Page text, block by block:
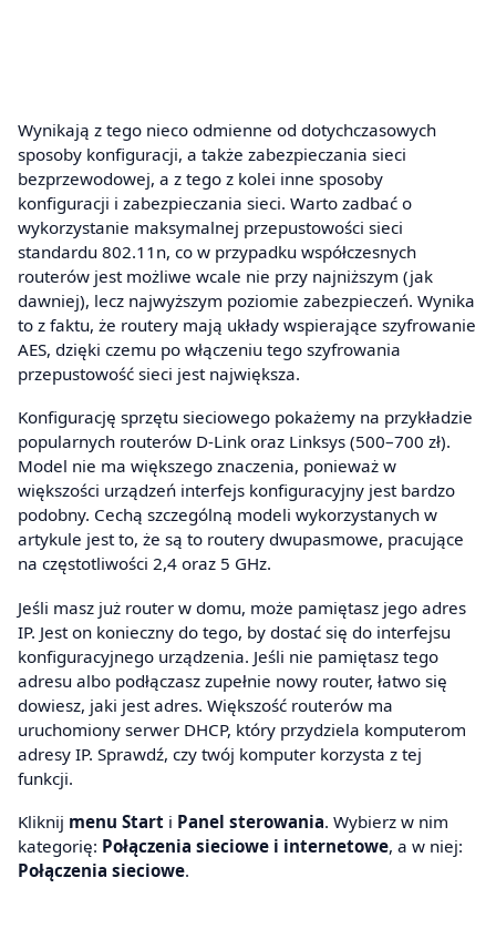
Wynikają z tego nieco odmienne od dotychczasowych
sposoby konfiguracji, a także zabezpieczania sieci
bezprzewodowej, a z tego z kolei inne sposoby
konfiguracji i zabezpieczania sieci. Warto zadbać o
wykorzystanie maksymalnej przepustowości sieci
standardu 802.11n, co w przypadku współczesnych
routerów jest możliwe wcale nie przy najniższym (jak
dawniej), lecz najwyższym poziomie zabezpieczeń. Wynika
to z faktu, że routery mają układy wspierające szyfrowanie
AES, dzięki czemu po włączeniu tego szyfrowania
przepustowość sieci jest największa.
Konfigurację sprzętu sieciowego pokażemy na przykładzie
popularnych routerów D-Link oraz Linksys (500–700 zł).
Model nie ma większego znaczenia, ponieważ w
większości urządzeń interfejs konfiguracyjny jest bardzo
podobny. Cechą szczególną modeli wykorzystanych w
artykule jest to, że są to routery dwupasmowe, pracujące
na częstotliwości 2,4 oraz 5 GHz.
Jeśli masz już router w domu, może pamiętasz jego adres
IP. Jest on konieczny do tego, by dostać się do interfejsu
konfiguracyjnego urządzenia. Jeśli nie pamiętasz tego
adresu albo podłączasz zupełnie nowy router, łatwo się
dowiesz, jaki jest adres. Większość routerów ma
uruchomiony serwer DHCP, który przydziela komputerom
adresy IP. Sprawdź, czy twój komputer korzysta z tej
funkcji.
Kliknij menu Start i Panel sterowania. Wybierz w nim
kategorię: Połączenia sieciowe i internetowe, a w niej:
Połączenia sieciowe.